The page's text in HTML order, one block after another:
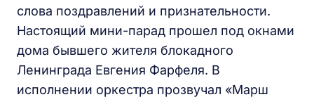
слова поздравлений и признательности.
Настоящий мини-парад прошел под окнами
дома бывшего жителя блокадного
Ленинграда Евгения Фарфеля. В
исполнении оркестра прозвучал «Марш